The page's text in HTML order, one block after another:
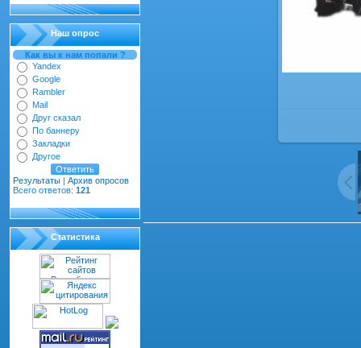
Наш опрос
Как вы к нам попали ?
Yandex
Google
Rambler
Mail
Друг сказал
По баннеру
Закладки
Другое
Результаты | Архив опросов
Всего ответов: 121
Статистика